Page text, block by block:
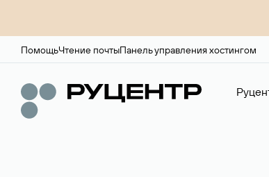
ПомощьЧтение почтыПанель управления хостингом